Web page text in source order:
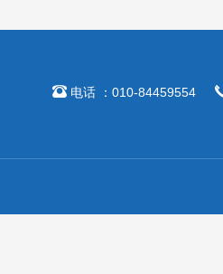
电话 ：010-84459554